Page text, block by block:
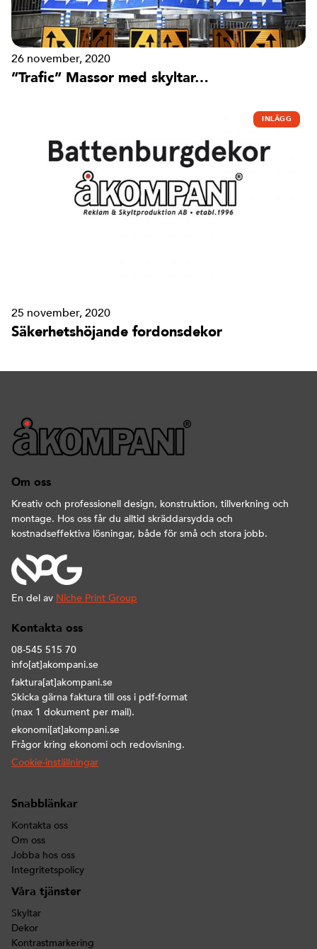
26 november, 2020
”Trafic” Massor med skyltar…
INLÄGG
25 november, 2020
Säkerhetshöjande fordonsdekor
Om oss
Kreativ och professionell design, konstruktion, tillverkning och
montage. Hos oss får du alltid skräddarsydda och
kostnadseffektiva lösningar, både för små och stora jobb.
En del av Niche Print Group
Kontakta oss
08-545 515 70
info[at]akompani.se
faktura[at]akompani.se
Skicka gärna faktura till oss i pdf-format
(max 1 dokument per mail).
ekonomi[at]akompani.se
Frågor kring ekonomi och redovisning.
Cookie-inställningar
Snabblänkar
Kontakta oss
Om oss
Jobba hos oss
Integritetspolicy
Våra tjänster
Skyltar
Dekor
Kontrastmarkering